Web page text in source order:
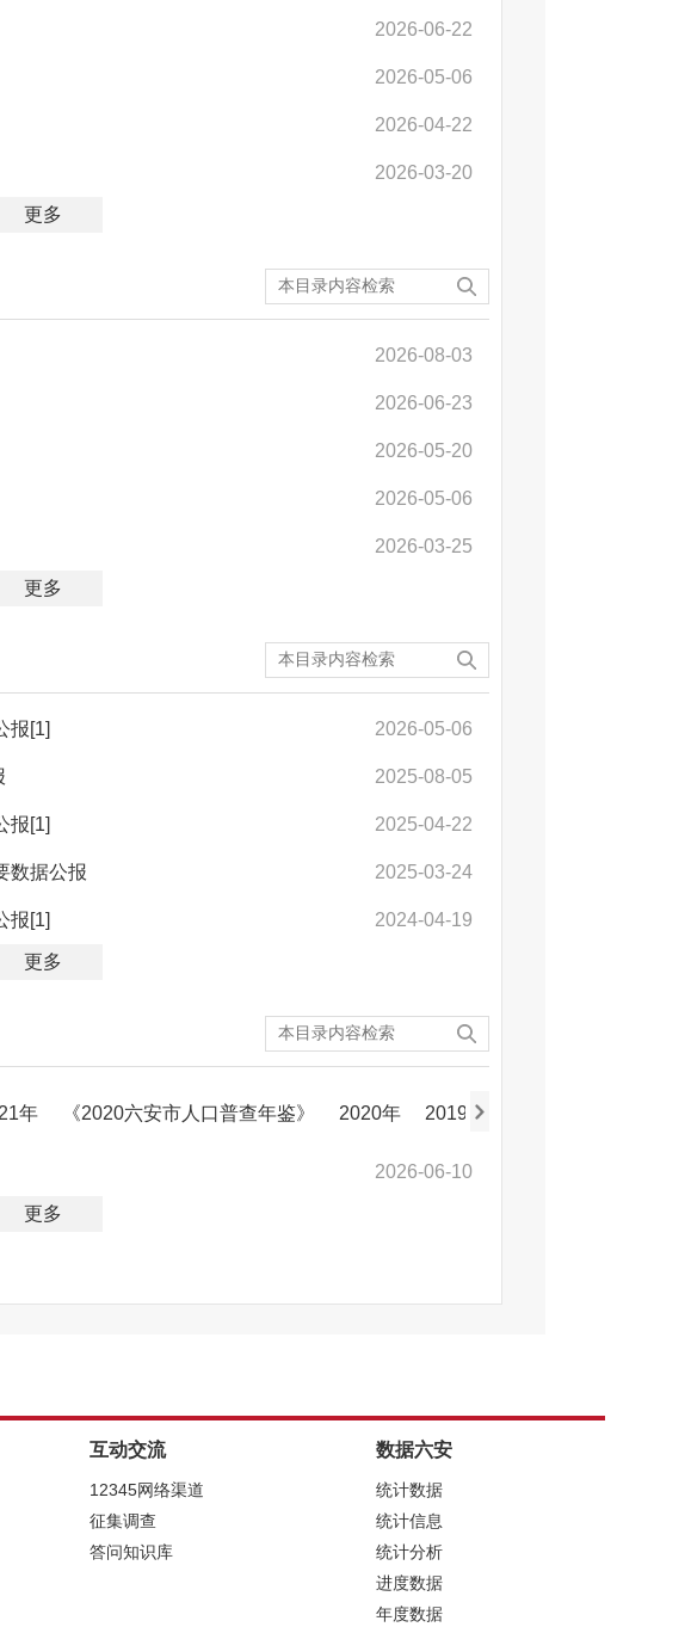
2026-06-22
2026-05-06
2026-04-22
2026-03-20
更多
2026-08-03
2026-06-23
2026-05-20
2026-05-06
2026-03-25
更多
报[1] 2026-05-06
2025-08-05
报[1] 2025-04-22
数据公报 2025-03-24
报[1] 2024-04-19
更多
年 《2020六安市人口普查年鉴》 2020年 2019年
2026-06-10
更多
互动交流
12345网络渠道
征集调查
答问知识库
数据六安
统计数据
统计信息
统计分析
进度数据
年度数据